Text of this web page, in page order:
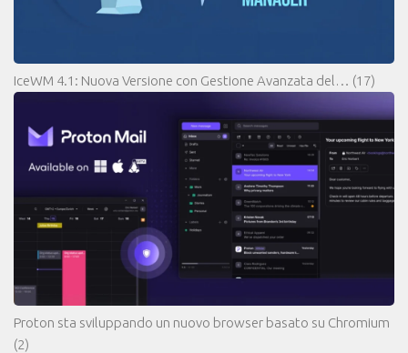
IceWM 4.1: Nuova Versione con Gestione Avanzata del… (17)
Proton sta sviluppando un nuovo browser basato su Chromium
(2)